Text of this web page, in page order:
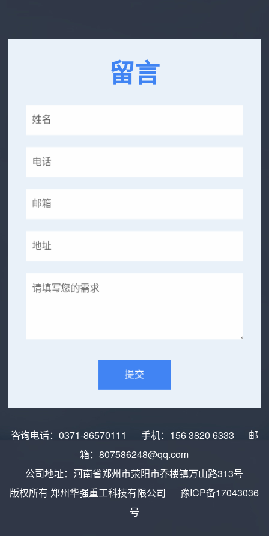
留言
咨询电话： 0371-86570111 手机： 156 3820 6333 邮
箱：807586248@qq.com
公司地址：河南省郑州市荥阳市乔楼镇万山路313号
版权所有 郑州华强重工科技有限公司豫ICP备17043036
号